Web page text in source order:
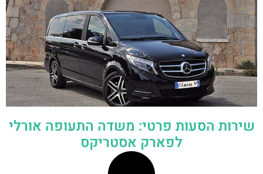
שירות הסעות פרטי: משדה התעופה אורלי
לפארק אסטריקס